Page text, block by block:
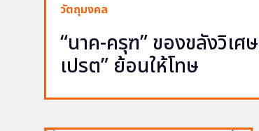
วัตถุมงคล
“นาค-ครุฑ” ของขลังวิเ
เปรต” ย้อนให้โทษ